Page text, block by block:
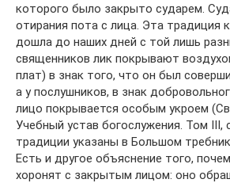
которого было закрыто сударем.
отирания пота с лица. Эта традиция
дошла до наших дней с той лишь
священников лик покрывают
плат) в знак того, что он был
а у послушников, в знак
лицо покрывается особым укроем
Учебный устав богослужения. Том III,
традиции указаны в Большом
Есть и другое объяснение того,
хоронят с закрытым лицом: оно